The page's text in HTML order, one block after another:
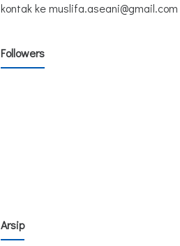
kontak ke muslifa.aseani@gmail.com
Followers
Arsip